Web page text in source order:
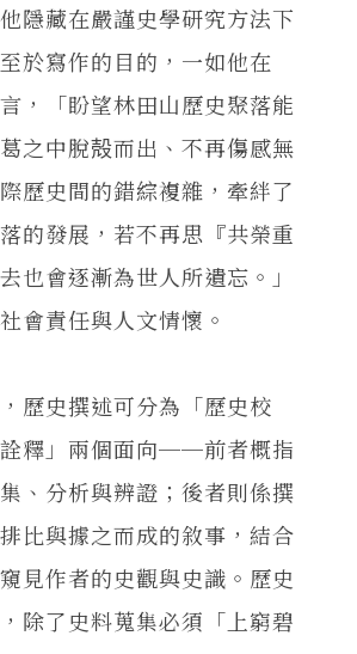
藏在嚴謹史學研究方法下
於寫作的目的，一如他在
，「盼望林田山歷史聚落能
之中脫殻而出、不再傷感無
史間的錯綜複雜，牽絆了
的發展，若不再思『共榮重
也會逐漸為世人所遺忘。」
會責任與人文情懷。
史撰述可分為「歷史校
釋」兩個面向──前者概指
、分析與辨證；後者則係撰
比與據之而成的敘事，結合
見作者的史觀與史識。歷史
除了史料蒐集必須「上窮碧